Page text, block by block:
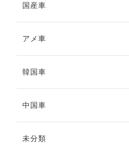
国産車
アメ車
韓国車
中国車
未分類